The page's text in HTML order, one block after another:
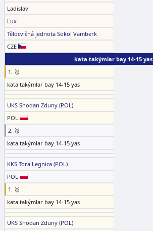
Ladislav
Lux
Tělocvičná jednota Sokol Vamberk
CZE
kata takýmlar bay 14-15 yas
1. 🥇
kata takýmlar bay 14-15 yas
UKS Shodan Zduny (POL)
POL
2. 🥈
kata takýmlar bay 14-15 yas
KKS Tora Legnica (POL)
POL
1. 🥇
kata takýmlar bay 14-15 yas
UKS Shodan Zduny (POL)